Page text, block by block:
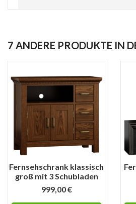
7 ANDERE PRODUKTE IN
Fernsehschrank klassisch
groß mit 3 Schubladen
999,00 €